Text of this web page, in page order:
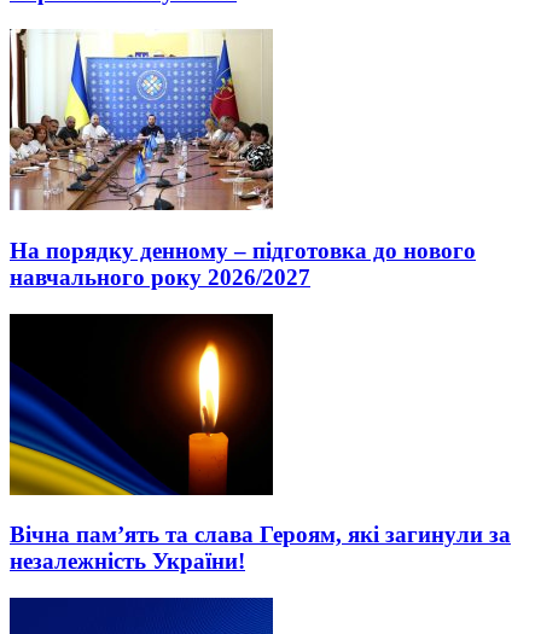
На порядку денному – підготовка до нового
навчального року 2026/2027
Вічна пам’ять та слава Героям, які загинули за
незалежність України!